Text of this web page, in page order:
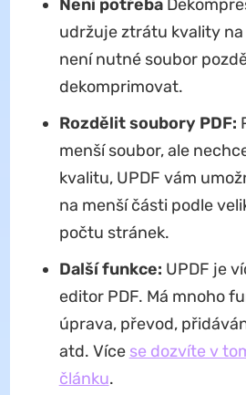
Není potřeba
udržuje ztrátu kvality
není nutné soubor
dekomprimovat.
Rozdělit soubory PDF:
menší soubor, ale
kvalitu, UPDF vám
na menší části podle
počtu stránek.
Další funkce: UPDF je
editor PDF. Má mnoho
úprava, převod,
atd. Více se dozvíte v
článku.